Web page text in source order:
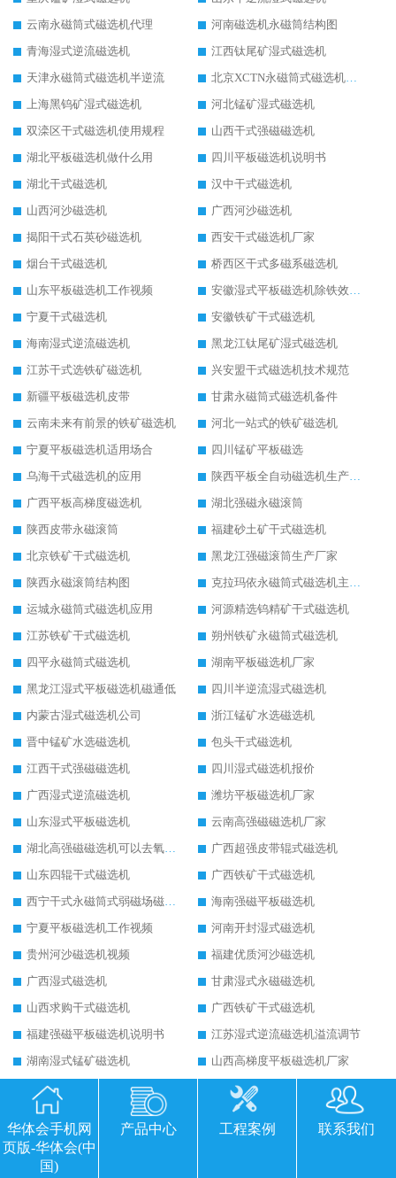
云南永磁筒式磁选机代理
河南磁选机永磁筒结构图
青海湿式逆流磁选机
江西钛尾矿湿式磁选机
天津永磁筒式磁选机半逆流
上海黑钨矿湿式磁选机
河北锰矿湿式磁选机
双滦区干式磁选机使用规程
山西干式强磁磁选机
湖北平板磁选机做什么用
四川平板磁选机说明书
湖北干式磁选机
汉中干式磁选机
山西河沙磁选机
广西河沙磁选机
揭阳干式石英砂磁选机
西安干式磁选机厂家
烟台干式磁选机
桥西区干式多磁系磁选机
山东平板磁选机工作视频
宁夏干式磁选机
安徽铁矿干式磁选机
海南湿式逆流磁选机
黑龙江钛尾矿湿式磁选机
江苏干式选铁矿磁选机
兴安盟干式磁选机技术规范
新疆平板磁选机皮带
甘肃永磁筒式磁选机备件
云南未来有前景的铁矿磁选机
河北一站式的铁矿磁选机
宁夏平板磁选机适用场合
四川锰矿平板磁选
乌海干式磁选机的应用
广西平板高梯度磁选机
湖北强磁永磁滚筒
陕西皮带永磁滚筒
福建砂土矿干式磁选机
北京铁矿干式磁选机
黑龙江强磁滚筒生产厂家
陕西永磁滚筒结构图
运城永磁筒式磁选机应用
河源精选钨精矿干式磁选机
江苏铁矿干式磁选机
朔州铁矿永磁筒式磁选机
四平永磁筒式磁选机
湖南平板磁选机厂家
黑龙江湿式平板磁选机磁通低
四川半逆流湿式磁选机
内蒙古湿式磁选机公司
浙江锰矿水选磁选机
晋中锰矿水选磁选机
包头干式磁选机
江西干式强磁磁选机
四川湿式磁选机报价
广西湿式逆流磁选机
潍坊平板磁选机厂家
山东湿式平板磁选机
云南高强磁磁选机厂家
广西超强皮带辊式磁选机
山东四辊干式磁选机
广西铁矿干式磁选机
海南强磁平板磁选机
宁夏平板磁选机工作视频
河南开封湿式磁选机
贵州河沙磁选机视频
福建优质河沙磁选机
广西湿式磁选机
甘肃湿式永磁磁选机
山西求购干式磁选机
广西铁矿干式磁选机
福建强磁平板磁选机说明书
江苏湿式逆流磁选机溢流调节
湖南湿式锰矿磁选机
山西高梯度平板磁选机厂家
内蒙古铁矿干式磁选机
山西干粉立式磁选机
河北矿石干式磁选机
重庆铁矿干式磁选机
宁夏三盘干式磁选机
济南干式磁选机
重庆石英砂平板磁选机
华体会手机网
页版-华体会(中
国)
产品中心 工程案例 联系我们